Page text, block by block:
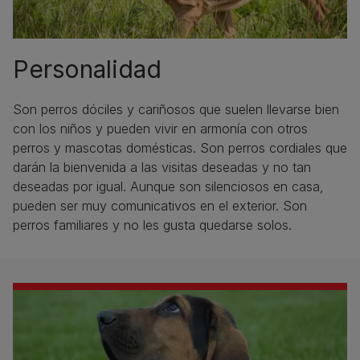
Personalidad
Son perros dóciles y cariñosos que suelen llevarse bien
con los niños y pueden vivir en armonía con otros
perros y mascotas domésticas. Son perros cordiales que
darán la bienvenida a las visitas deseadas y no tan
deseadas por igual. Aunque son silenciosos en casa,
pueden ser muy comunicativos en el exterior. Son
perros familiares y no les gusta quedarse solos.